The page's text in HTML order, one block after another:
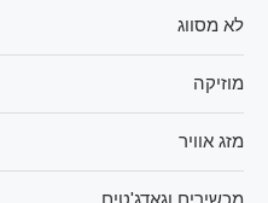
לא מסווג
מוזיקה
מזג אוויר